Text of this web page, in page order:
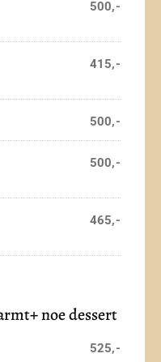
500,-
415,-
500,-
500,-
465,-
noe dessert
525,-